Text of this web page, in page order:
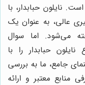
نایلون حبابدار، با
عالی، به عنوان یک
می‌شود. اما سوال
حبابدار را با
جامع، ما به بررسی
منابع معتبر و ارائه